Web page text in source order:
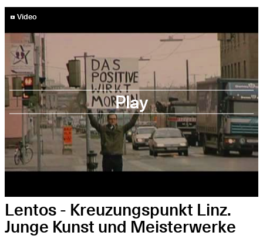
YouTube-Video abspielen
Video
Play
Lentos - Kreuzungspunkt Linz.
Junge Kunst und Meisterwerke